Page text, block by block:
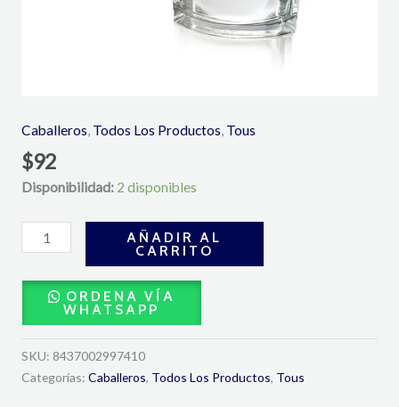
Caballeros, Todos Los Productos, Tous
$92
Disponibilidad: 2 disponibles
AÑADIR AL
CARRITO
ORDENA VÍA
WHATSAPP
SKU: 8437002997410
Categorías: Caballeros, Todos Los Productos, Tous